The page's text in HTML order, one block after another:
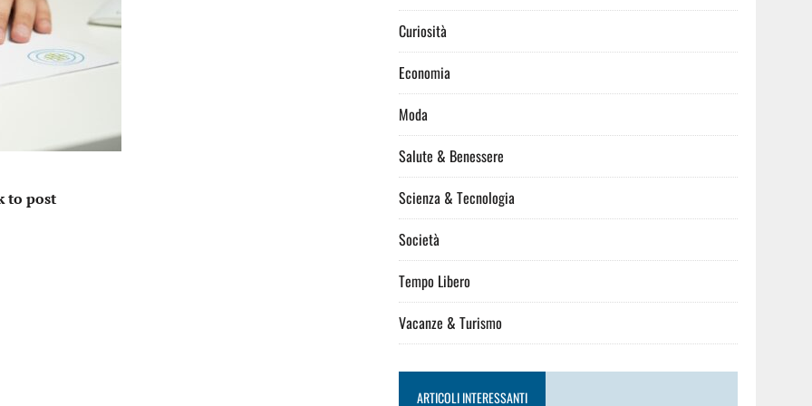
to post
Curiosità
Economia
Moda
Salute & Benessere
Scienza & Tecnologia
Società
Tempo Libero
Vacanze & Turismo
ARTICOLI INTERESSANTI